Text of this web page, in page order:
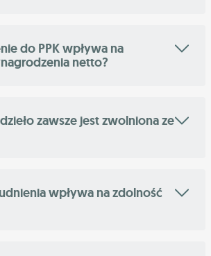
do PPK wpływa na
netto?
zawsze jest zwolniona ze
wpływa na zdolność